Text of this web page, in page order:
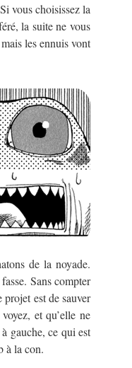
vous choisissez la
la suite ne vous
les ennuis vont
de la noyade.
Sans compter
projet est de sauver
et qu’elle ne
gauche, ce qui est
à la con.